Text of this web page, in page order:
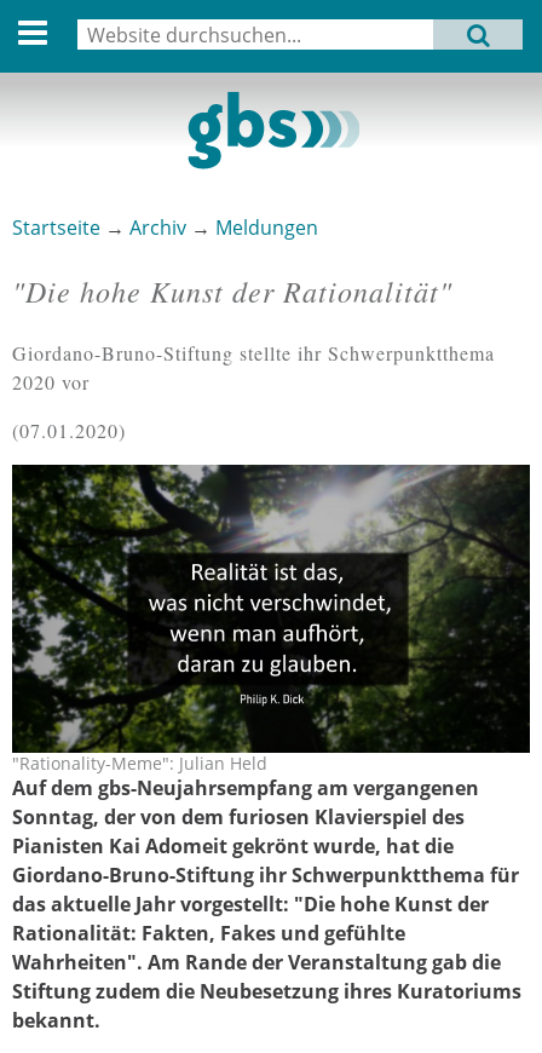
English version
Termine
Archiv
Verbindungen
Datenschutz
Impressum
MENU
Startseite → Archiv → Meldungen
"Die hohe Kunst der Rationalität"
Giordano-Bruno-Stiftung stellte ihr Schwerpunktthema
2020 vor
07.01.2020
realitaet_glaube_jh.jpg
"Rationality-Meme": Julian Held
Auf dem gbs-Neujahrsempfang am vergangenen
Sonntag, der von dem furiosen Klavierspiel des
Pianisten Kai Adomeit gekrönt wurde, hat die
Giordano-Bruno-Stiftung ihr Schwerpunktthema für
das aktuelle Jahr vorgestellt: "Die hohe Kunst der
Rationalität: Fakten, Fakes und gefühlte
Wahrheiten". Am Rande der Veranstaltung gab die
Stiftung zudem die Neubesetzung ihres Kuratoriums
bekannt.
Suchformular
Suche